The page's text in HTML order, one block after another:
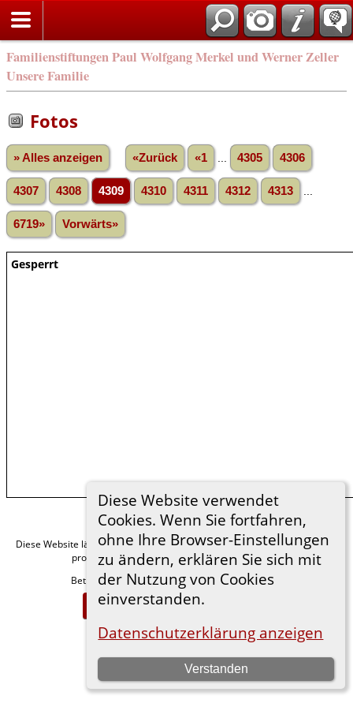
Familienstiftungen Paul Wolfgang Merkel und Werner Zeller
Unsere Familie
Diese Website verwendet
Cookies. Wenn Sie fortfahren,
ohne Ihre Browser-Einstellungen
zu ändern, erklären Sie sich mit
der Nutzung von Cookies
einverstanden.
Datenschutzerklärung anzeigen
Verstanden
Fotos
» Alles anzeigen «Zurück «1 4305 4306
4307 4308 4309 4310 4311 4312 4313
6719» Vorwärts»
Gesperrt
Diese Website läuft mit The Next Generation of Genealogy Sitebuildingv. 15.0.1,
programmiert von Darrin Lythgoe © 2001-2026.
Betreut von
Florian Wiedner. |Datenschutzerklärung
Zur Desktop-Webseite wechseln